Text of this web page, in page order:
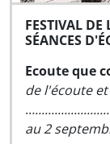
FESTIVAL DE
SÉANCES
Ecoute que
de l'écoute
…
au 2